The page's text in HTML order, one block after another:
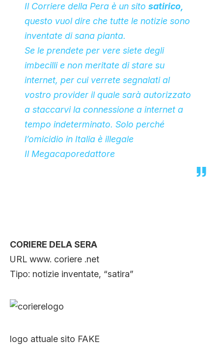
Il Corriere della Pera è un sito satirico,
questo vuol dire che tutte le notizie sono
inventate di sana pianta.
Se le prendete per vere siete degli
imbecilli e non meritate di stare su
internet, per cui verrete segnalati al
vostro provider il quale sarà autorizzato
a staccarvi la connessione a internet a
tempo indeterminato. Solo perché
l’omicidio in Italia è illegale
Il Megacaporedattore
CORIERE DELA SERA
URL www. coriere .net
Tipo: notizie inventate, “satira”
logo attuale sito FAKE